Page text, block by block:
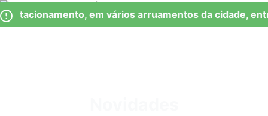
Observação:
este
Skip
to
em vários arruamentos da cidade,